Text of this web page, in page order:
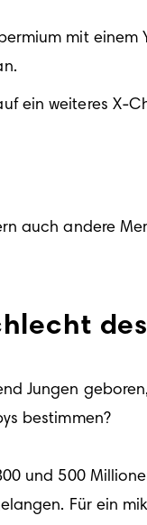
mit
ein weiteres X-
auch andere
Jungen
bestimmen?
und 500
Für ein